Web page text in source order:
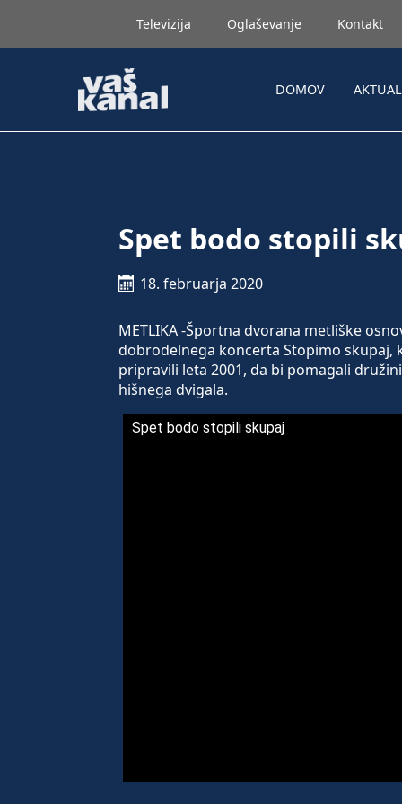
Televizija Oglaševanje Kontakt
DOMOV
Spet bodo stopili
18. februarja 2020
METLIKA -Športna dvorana metliške
dobrodelnega koncerta Stopimo skupaj,
pripravili leta 2001, da bi pomagali
hišnega dvigala.
Spet bodo stopili skupaj